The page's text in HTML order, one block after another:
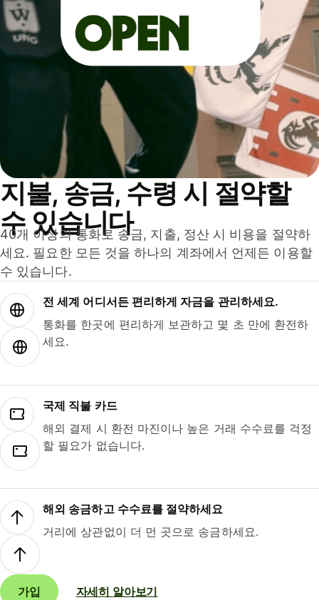
지불, 송금, 수령 시 절약할
수 있습니다
40개 이상의 통화로 송금, 지출, 정산 시 비용을 절약하
세요. 필요한 모든 것을 하나의 계좌에서 언제든 이용할
수 있습니다.
전 세계 어디서든 편리하게 자금을 관리하세요.
통화를 한곳에 편리하게 보관하고 몇 초 만에 환전하
세요.
국제 직불 카드
해외 결제 시 환전 마진이나 높은 거래 수수료를 걱정
할 필요가 없습니다.
해외 송금하고 수수료를 절약하세요
거리에 상관없이 더 먼 곳으로 송금하세요.
가입 자세히 알아보기